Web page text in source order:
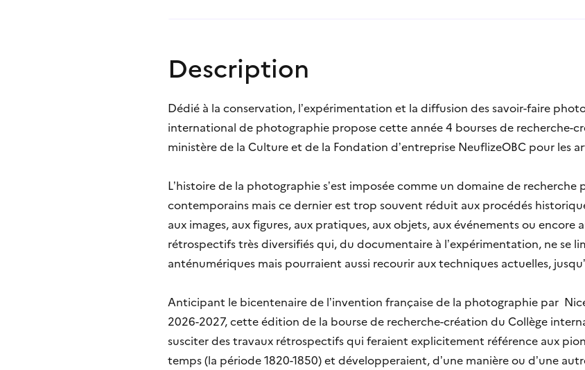
Description
Dédié à la conservation, l’expérimentation et la diffusion des savoir-faire
international de photographie propose cette année 4 bourses de recherche-
ministère de la Culture et de la Fondation d’entreprise NeuflizeOBC pour les
L’histoire de la photographie s’est imposée comme un domaine de recherche
contemporains mais ce dernier est trop souvent réduit aux procédés
aux images, aux figures, aux pratiques, aux objets, aux événements ou encore
rétrospectifs très diversifiés qui, du documentaire à l’expérimentation, ne se
anténumériques mais pourraient aussi recourir aux techniques actuelles,
Anticipant le bicentenaire de l’invention française de la photographie par
2026-2027, cette édition de la bourse de recherche-création du Collège
susciter des travaux rétrospectifs qui feraient explicitement référence aux
temps (la période 1820-1850) et développeraient, d’une manière ou d’une